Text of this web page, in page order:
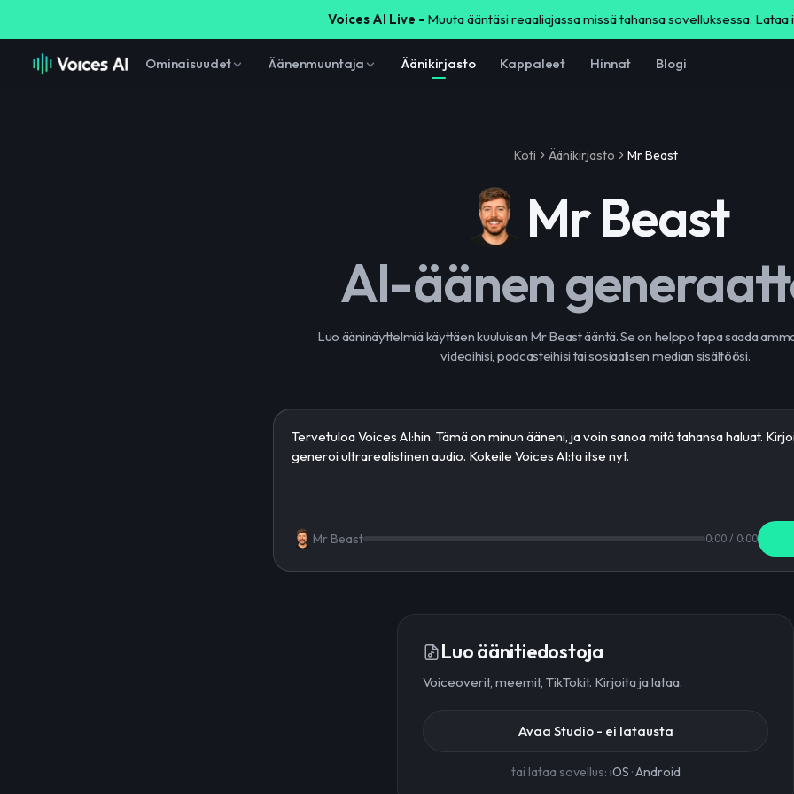
Voices AI Live - Muuta ääntäsi reaaliajassa missä tahansa sovelluksessa.
Ominaisuudet Äänenmuuntaja Äänikirjasto Kappaleet Hinnat Blogi
Koti Äänikirjasto Mr Beast
Mr Beast
AI-äänen
Luo ääninäyttelmiä käyttäen kuuluisan Mr Beast ääntä. Se on helppo tapa saada
videoihisi, podcasteihisi tai sosiaalisen median sisältöösi.
Mr Beast 0:00 / 0:00
Luo äänitiedostoja
Voiceoverit, meemit, TikTokit. Kirjoita ja lataa.
Avaa Studio - ei latausta
tai lataa sovellus: iOS ·Android